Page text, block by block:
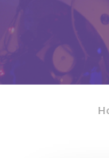
比賽/專題計劃
聯絡我們
SEARCH